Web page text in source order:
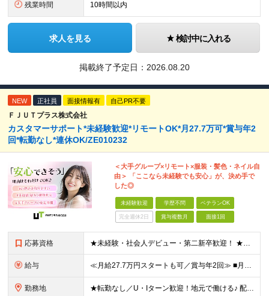
残業時間 10時間以内
求人を見る 検討中に入れる
掲載終了予定日： 2026.08.20
NEW 正社員 面接情報有 自己PR不要
ＦＪＵＴプラス株式会社
カスタマーサポート*未経験歓迎*リモートOK*月27.7万可*賞与年2
回*転勤なし*連休OK/ZE010232
＜大手グループ×リモート×服装・髪色・ネイル自
由＞ 「ここなら未経験でも安心」が、決め手で
した◎
未経験歓迎 学歴不問 ベテランOK
完全週休2日 賞与複数月 面接1回
応募資格 ★未経験・社会人デビュー・第二新卒歓迎！ ★フリーターやブランクのある方も大歓迎！ ★20～40代幅広く活躍中 ■学歴不問 ＼こんな方にピッタリ／ --------------------- □ 正
給与 ≪月給27.7万円スタートも可／賞与年2回≫ ■月給21万円～27.7万円＋各種手当＋賞与年2回 ※給与は勤務地に応じて変更します ※年齢や経験・スキルなどを考慮して決定します ※時間外手当は全額支給
勤務地 ★転勤なし／U・Iターン歓迎！地元で働ける♪ 配属先：東京・神奈川・千葉・長野・石川・大阪・福岡・札幌・愛知・広島にある『NTTドコモ』グループ 《勤務地一覧》 ■東京 ・東京都新宿区新宿4-1-6